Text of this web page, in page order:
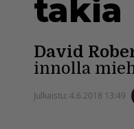
takia
David
innolla
Julkaistu: 4.6.2018 13:49